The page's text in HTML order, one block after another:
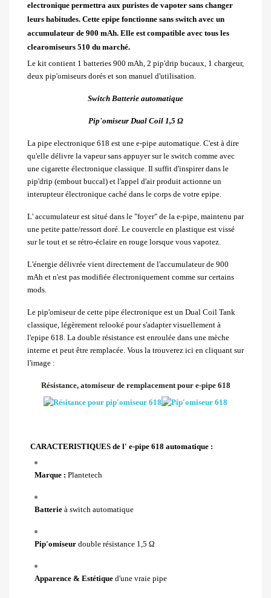
electronique permettra aux puristes de vapoter sans changer
leurs habitudes. Cette epipe fonctionne sans switch avec un
accumulateur de 900 mAh. Elle est compatible avec tous les
clearomiseurs 510 du marché.
Le kit contient 1 batteries 900 mAh, 2 pip'drip bucaux, 1 chargeur,
deux pip'omiseurs dorés et son manuel d'utilisation.
Switch Batterie automatique
Pip'omiseur Dual Coil 1,5 Ω
La pipe electronique 618 est une e-pipe automatique. C'est à dire
qu'elle délivre la vapeur sans appuyer sur le switch comme avec
une cigarette électronique classique. Il suffit d'inspirer dans le
pip'drip (embout buccal) et l'appel d'air produit actionne un
interupteur électronique caché dans le corps de votre epipe.
L' accumulateur est situé dans le "foyer" de la e-pipe, maintenu par
une petite patte/ressort doré. Le couvercle en plastique est vissé
sur le tout et se rétro-éclaire en rouge lorsque vous vapotez.
L'énergie délivrée vient directement de l'accumulateur de 900
mAh et n'est pas modifiée électroniquement comme sur certains
mods.
Le pip'omiseur de cette pipe électronique est un Dual Coil Tank
classique, légèrement relooké pour s'adapter visuellement à
l'epipe 618. La double résistance est enroulée dans une mèche
interne et peut être remplacée. Vous la trouverez ici en cliquant sur
l'image :
Résistance, atomiseur de remplacement pour e-pipe 618
CARACTERISTIQUES de l' e-pipe 618 automatique :
Marque : Plantetech
Batterie à switch automatique
Pip'omiseur double résistance 1,5 Ω
Apparence & Estétique d'une vraie pipe